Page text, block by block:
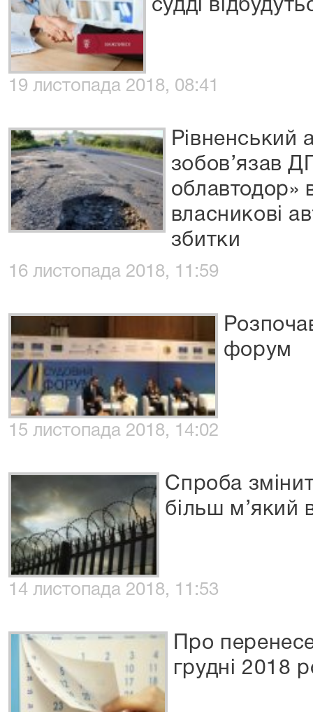
судді
19 листопада 2018, 08:41
Рівненський
зобов’язав
облавтодор»
власникові
збитки
16 листопада 2018, 11:59
форум
15 листопада 2018, 14:02
Спроба
більш м’який
14 листопада 2018, 11:53
Про
грудні 2018